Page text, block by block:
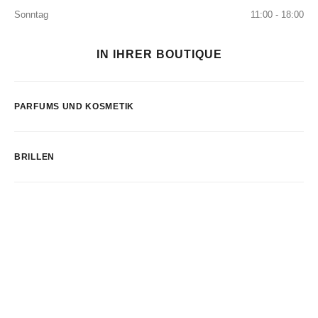
Sonntag
11:00 - 18:00
IN IHRER BOUTIQUE
PARFUMS UND KOSMETIK
BRILLEN